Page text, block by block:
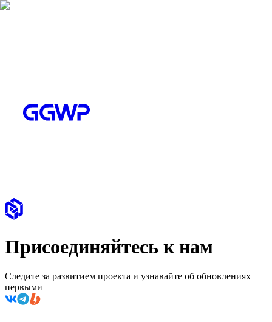
Присоединяйтесь к нам
Следите за развитием проекта и узнавайте об обновлениях
первыми